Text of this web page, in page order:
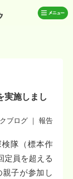
実施しまし
ブログ ｜ 報告
隊（標本作
定員を超える
子が参加し